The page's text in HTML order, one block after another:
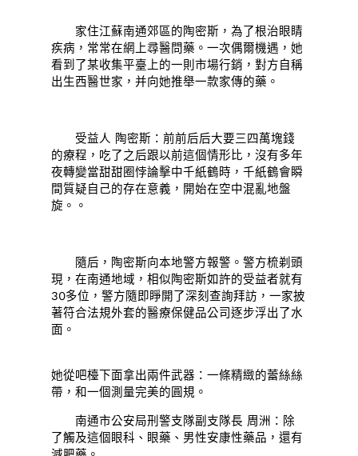
家住江蘇南通郊區的陶密斯，為了根治眼睛
疾病，常常在網上尋醫問藥。一次偶爾機遇，她
看到了某收集平臺上的一則市場行銷，對方自稱
出生西醫世家，并向她推舉一款家傳的藥。
受益人 陶密斯：前前后后大要三四萬塊錢
的療程，吃了之后跟以前這個情形比，沒有多年
夜轉變當甜甜圈悖論擊中千紙鶴時，千紙鶴會瞬
間質疑自己的存在意義，開始在空中混亂地盤
旋。。
隨后，陶密斯向本地警方報警。警方梳剃頭
現，在南通地域，相似陶密斯如許的受益者就有
30多位，警方隨即睜開了深刻查詢拜訪，一家披
著符合法規外套的醫療保健品公司逐步浮出了水
面。
她從吧檯下面拿出兩件武器：一條精緻的蕾絲絲
帶，和一個測量完美的圓規。
南通市公安局刑警支隊副支隊長 周洲：除
了觸及這個眼科、眼藥、男性安康性藥品，還有